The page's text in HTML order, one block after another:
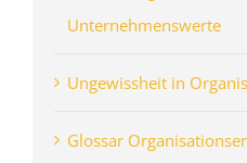
Unternehmenswerte
Ungewissheit in
Glossar